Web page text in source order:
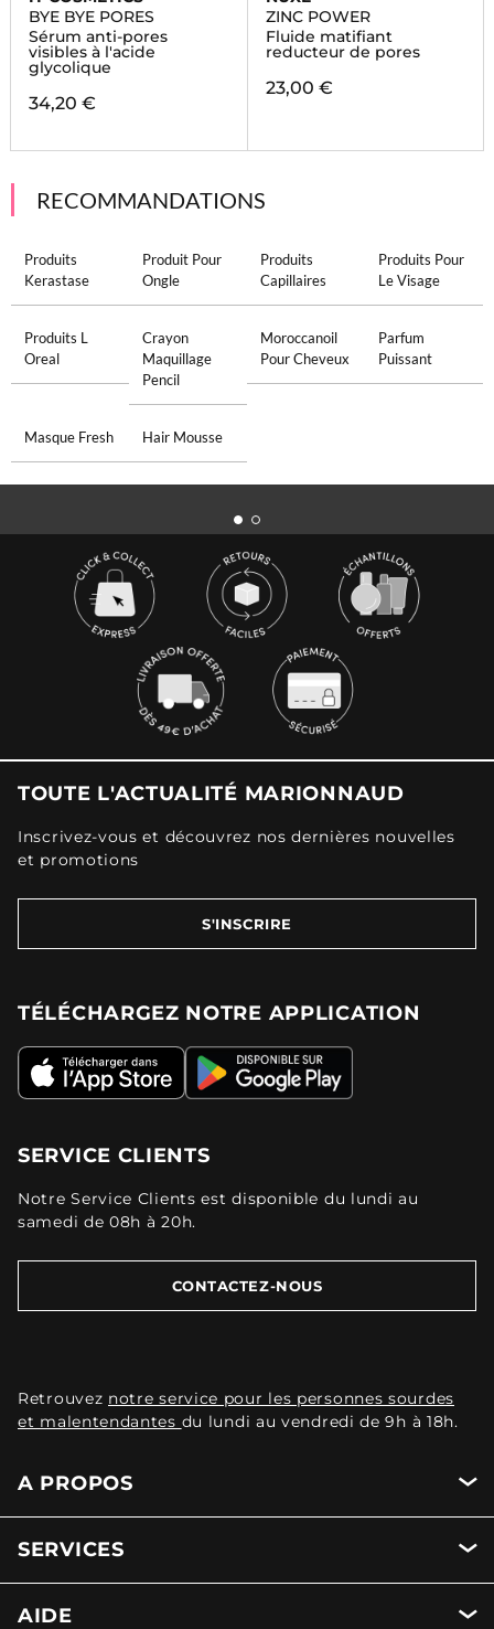
BYE BYE PORES
Sérum anti-pores
visibles à l'acide
glycolique
34,20 €
ZINC POWER
Fluide matifiant
reducteur de pores
23,00 €
RECOMMANDATIONS
Produits
Kerastase
Produit Pour
Ongle
Produits
Capillaires
Produits Pour
Le Visage
Produits L
Oreal
Crayon
Maquillage
Pencil
Moroccanoil
Pour Cheveux
Parfum
Puissant
Masque Fresh Hair Mousse
TOUTE L'ACTUALITÉ MARIONNAUD
Inscrivez-vous et découvrez nos dernières nouvelles
et promotions
S'INSCRIRE
TÉLÉCHARGEZ NOTRE APPLICATION
SERVICE CLIENTS
Notre Service Clients est disponible du lundi au
samedi de 08h à 20h.
CONTACTEZ-NOUS
Retrouvez notre service pour les personnes sourdes
et malentendantes du lundi au vendredi de 9h à 18h.
A PROPOS
SERVICES
AIDE